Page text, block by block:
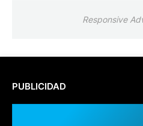
Responsive
PUBLICIDAD